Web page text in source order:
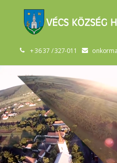
+ 36 37 / 327-011